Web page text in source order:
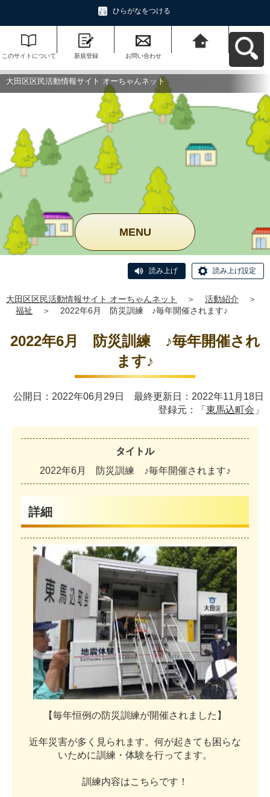
ひらがなをつける
このサイトについて 新規登録 お問い合わせ
ットへ戻る
大田区区民活動情報サイト オーちゃんネット
MENU
読み上げ 読み上げ設定
大田区区民活動情報サイト オーちゃんネット ＞ 活動紹介
＞
福祉
＞ 2022年6月 防災訓練 ♪毎年開催されます♪
2022年6月 防災訓練 ♪毎年開催され
ます♪
公開日：2022年06月29日 最終更新日：2022年11月18日
登録元：「 東馬込町会 」
タイトル
2022年6月 防災訓 練 ♪毎年開催さ れま す♪
詳細
【毎年恒例の防災訓 練が開催さ れま した 】
近年災害が多 く 見られま す。 何が起き て も 困 らな
いために訓 練 ・ 体験を行って ま す。
訓 練内容はこ ち らです ！